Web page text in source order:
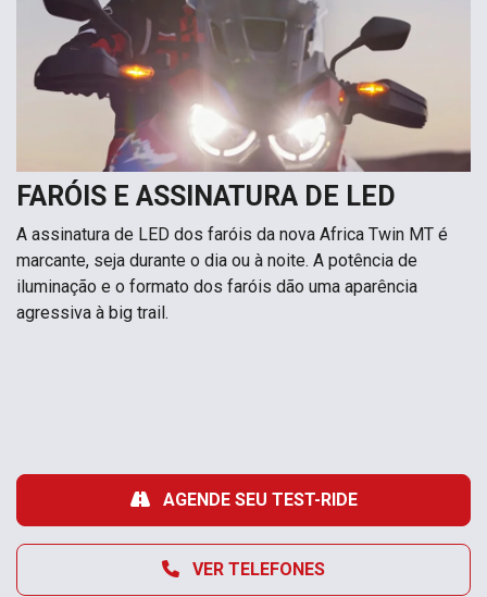
FARÓIS E ASSINATURA DE LED
A assinatura de LED dos faróis da nova Africa Twin MT é
marcante, seja durante o dia ou à noite. A potência de
iluminação e o formato dos faróis dão uma aparência
agressiva à big trail.
VER TELEFONES
AGENDE SEU TEST-RIDE